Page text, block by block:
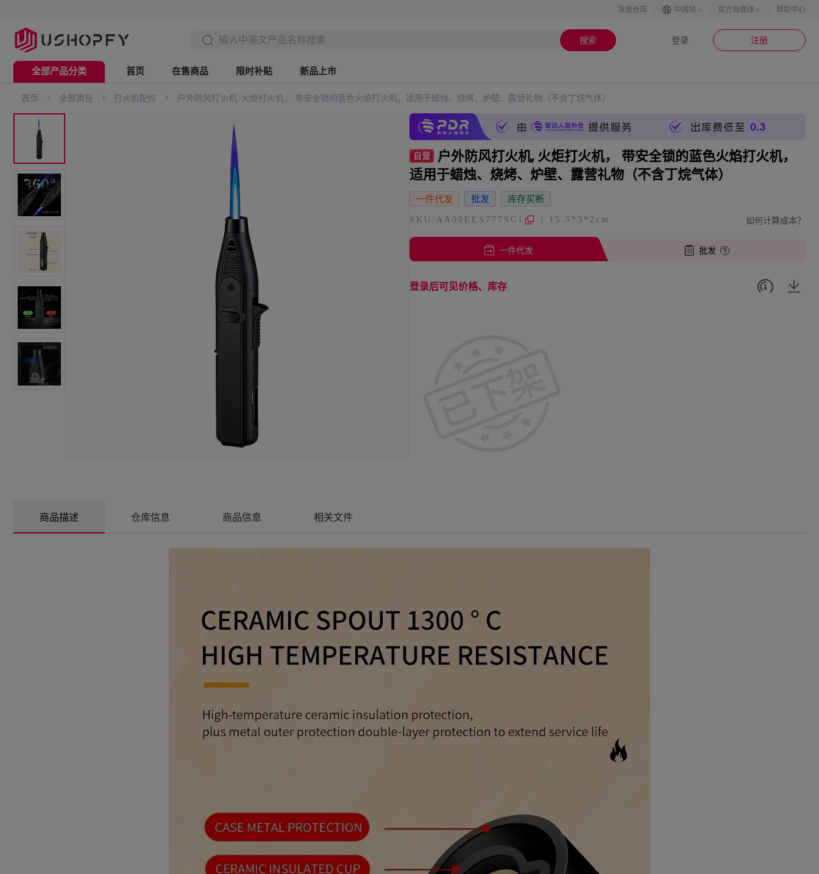
货盘仓库 中国站 官方自媒体 帮助中心
搜索 登录 注册
全部产品分类
电脑办公
美妆个护
家用电器
家具用品
户外运动
厨房卫浴
宠物用品
首页 在售商品 限时补贴 新品上市
首页 > 全部类目 > 打火机配件 > 户外防风打火机, 火炬打火机， 带安全锁的蓝色火焰打火机，适用于蜡烛、烧烤、炉壁、露营礼物（不含丁烷气体）
自营
户外防风打火机, 火炬打火机， 带安全锁的蓝色火焰打火机，
适用于蜡烛、烧烤、炉壁、露营礼物（不含丁烷气体）
一件代发 批发 库存买断
SKU:AA00EES777SC1 | 15.5*3*2cm 如何计算成本？
一件代发 批发
登录后可见价格、库存
商品描述 仓库信息 商品信息 相关文件